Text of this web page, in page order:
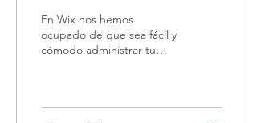
En Wix nos hemos
ocupado de que sea fácil y
cómodo administrar tu